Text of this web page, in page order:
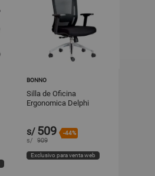
BONNO
Silla de Oficina
Ergonomica Delphi
s/ 509 -44%
s/ 909
Exclusivo para venta web